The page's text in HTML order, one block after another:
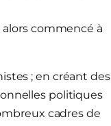
commencé à
; en créant des
politiques
cadres de